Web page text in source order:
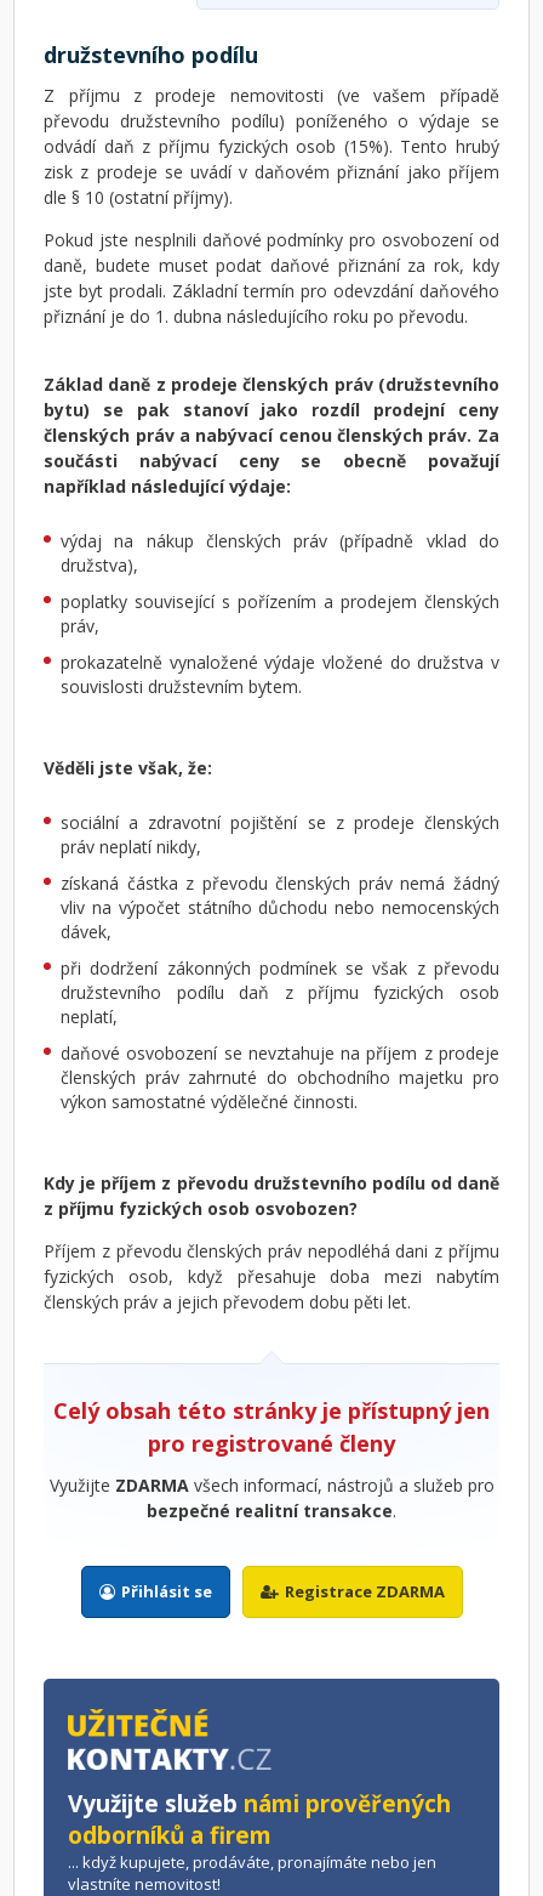
družstevního podílu
Z příjmu z prodeje nemovitosti (ve vašem případě
převodu družstevního podílu) poníženého o výdaje se
odvádí daň z příjmu fyzických osob (15%). Tento hrubý
zisk z prodeje se uvádí v daňovém přiznání jako příjem
dle § 10 (ostatní příjmy).
Pokud jste nesplnili daňové podmínky pro osvobození od
daně, budete muset podat daňové přiznání za rok, kdy
jste byt prodali. Základní termín pro odevzdání daňového
přiznání je do 1. dubna následujícího roku po převodu.
Základ daně z prodeje členských práv (družstevního
bytu) se pak stanoví jako rozdíl prodejní ceny
členských práv a nabývací cenou členských práv. Za
součásti nabývací ceny se obecně považují
například následující výdaje:
výdaj na nákup členských práv (případně vklad do
družstva),
poplatky související s pořízením a prodejem členských
práv,
prokazatelně vynaložené výdaje vložené do družstva v
souvislosti družstevním bytem.
Věděli jste však, že:
sociální a zdravotní pojištění se z prodeje členských
práv neplatí nikdy,
získaná částka z převodu členských práv nemá žádný
vliv na výpočet státního důchodu nebo nemocenských
dávek,
při dodržení zákonných podmínek se však z převodu
družstevního podílu daň z příjmu fyzických osob
neplatí,
daňové osvobození se nevztahuje na příjem z prodeje
členských práv zahrnuté do obchodního majetku pro
výkon samostatné výdělečné činnosti.
Kdy je příjem z převodu družstevního podílu od daně
z příjmu fyzických osob osvobozen?
Příjem z převodu členských práv nepodléhá dani z příjmu
fyzických osob, když přesahuje doba mezi nabytím
členských práv a jejich převodem dobu pěti let.
Celý obsah této stránky je přístupný jen
pro registrované členy
Využijte ZDARMAvšech informací, nástrojů a služeb pro
bezpečné realitní transakce.
Přihlásit se Registrace ZDARMA
Využijte služeb námi prověřených
odborníků a firem
... když kupujete, prodáváte, pronajímáte nebo jen
vlastníte nemovitost!